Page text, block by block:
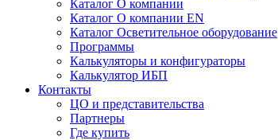
Каталог О компании
Каталог О компании EN
Каталог Осветительное оборудование
Программы
Калькуляторы и конфигураторы
Калькулятор ИБП
Контакты
ЦО и представительства
Партнеры
Где купить